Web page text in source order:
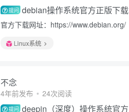
提问 debian操作系统官方正版下载
官方下载网址：https://www.debian.org/
Linux系统
不念
4年前发布 24次阅读
提问 deepin（深度）操作系统官